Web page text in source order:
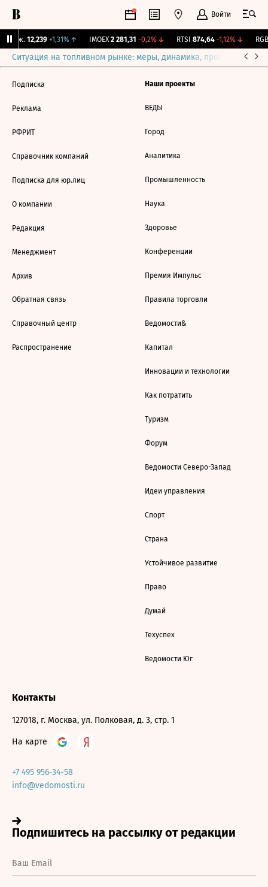
Войти
Бирж. 12,239 +1,31%↑ IMOEX 2 281,31 -0,2%↓ RTSI 874,64 -1,12%↓ RGBI
Ситуация на топливном рынке: меры, динамика, прогнозы
Подписка
Реклама
РФРИТ
Справочник компаний
Подписка для юр.лиц
О компании
Редакция
Менеджмент
Архив
Обратная связь
Справочный центр
Распространение
Наши проекты
ВЕДЫ
Город
Аналитика
Промышленность
Наука
Здоровье
Конференции
Премия Импульс
Правила торговли
Ведомости&
Капитал
Инновации и технологии
Как потратить
Туризм
Форум
Ведомости Северо-Запад
Идеи управления
Спорт
Страна
Устойчивое развитие
Право
Думай
Техуспех
Ведомости Юг
Контакты
127018, г. Москва, ул. Полковая, д. 3, стр. 1
На карте
+7 495 956-34-58
info@vedomosti.ru